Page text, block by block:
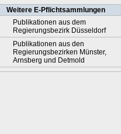
Weitere E-Pflichtsammlungen
Publikationen aus dem
Regierungsbezirk Düsseldorf
Publikationen aus den
Regierungsbezirken Münster,
Arnsberg und Detmold